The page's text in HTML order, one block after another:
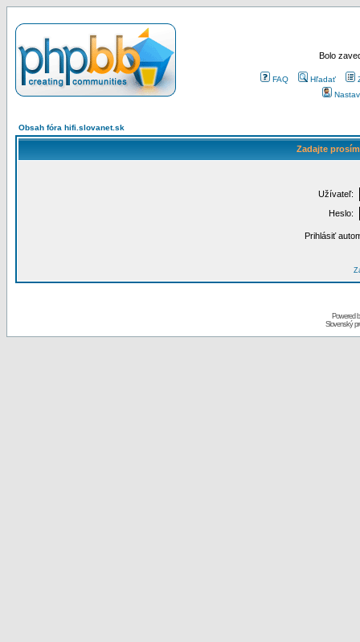
Bolo
FAQ Hľadať
Obsah fóra hifi.slovanet.sk
Zadajte
Užívateľ:
Heslo:
Prihlásiť
Powered
Slovenský